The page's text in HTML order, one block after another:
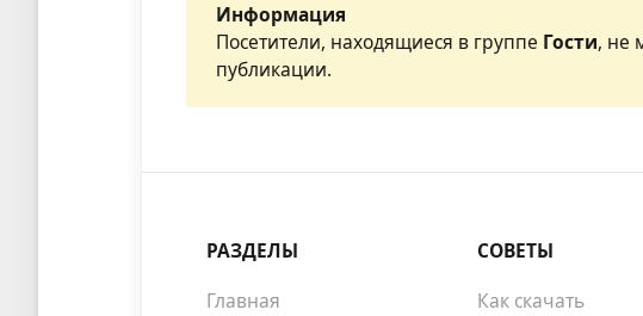
Информация
Посетители, находящиеся в группе Гости, не
публикации.
РАЗДЕЛЫ
Главная
СОВЕТЫ
Как скачать